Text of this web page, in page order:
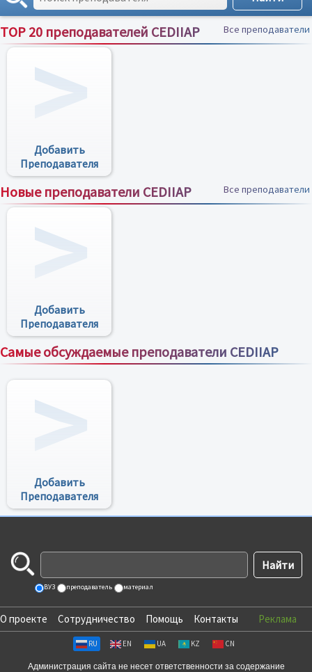
TOP 20 преподавателей CEDIIAP Все преподаватели
Добавить
Преподавателя
Новые преподаватели CEDIIAP Все преподаватели
Добавить
Преподавателя
Самые обсуждаемые преподаватели CEDIIAP
Все преподаватели
Добавить
Преподавателя
ВУЗ преподаватель материал
О проекте Сотрудничество Помощь Контакты Реклама
RU EN UA KZ CN
Администрация сайта не несет ответственности за содержание